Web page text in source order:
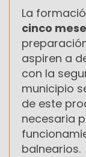
La
cinco
aspiren a
con la
municipio
de este
necesaria
balnearios.